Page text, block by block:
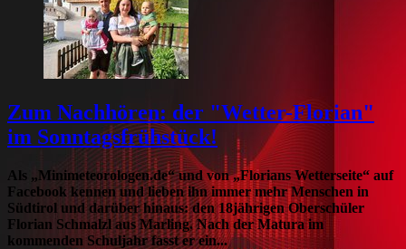
Zum Nachhören: der "Wetter-Florian"
im Sonntagsfrühstück!
Als „Minimeteorologen.de“ und von „Florians Wetterseite“ auf
Facebook kennen und lieben ihn immer mehr Menschen in
Südtirol und darüber hinaus: den 18jährigen Oberschüler
Florian Schmalzl aus Marling. Nach der Matura im
kommenden Schuljahr fasst er ein...